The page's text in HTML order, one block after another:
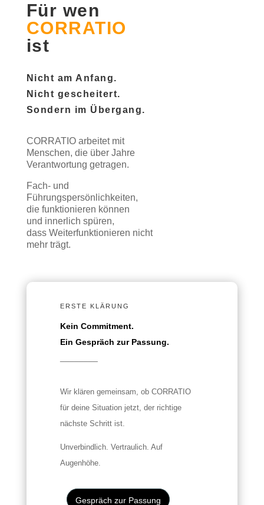
Für wen
CORRATIO
ist
Nicht am Anfang.
Nicht gescheitert.
Sondern im Übergang.
CORRATIO arbeitet mit
Menschen, die über Jahre
Verantwortung getragen.
Fach- und
Führungspersönlichkeiten,
die funktionieren können
und innerlich spüren,
dass Weiterfunktionieren nicht
mehr trägt.
ERSTE KLÄRUNG
Kein Commitment.
Ein Gespräch zur Passung.
Wir klären gemeinsam, ob CORRATIO
für deine Situation jetzt, der richtige
nächste Schritt ist.
Unverbindlich. Vertraulich. Auf
Augenhöhe.
Gespräch zur Passung